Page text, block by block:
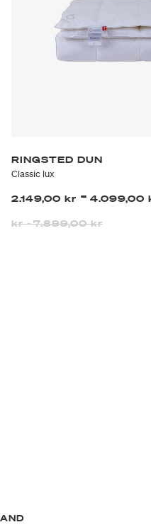
RINGSTED DUN
Classic lux
2.149,00 kr - 4.099,00
kr-7.899,00 kr